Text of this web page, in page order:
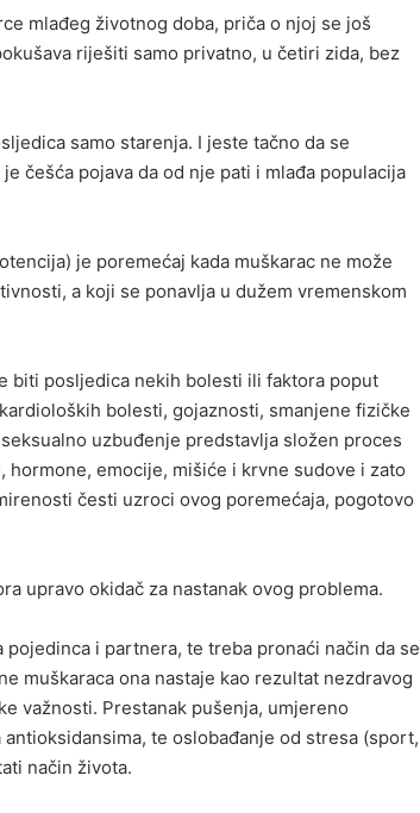
mlađeg životnog doba, priča o njoj se još
riješiti samo privatno, u četiri zida, bez
samo starenja. I jeste tačno da se
češća pojava da od nje pati i mlađa populacija
je poremećaj kada muškarac ne može
a koji se ponavlja u dužem vremenskom
biti posljedica nekih bolesti ili faktora poput
bolesti, gojaznosti, smanjene fizičke
uzbuđenje predstavlja složen proces
emocije, mišiće i krvne sudove i zato
česti uzroci ovog poremećaja, pogotovo
upravo okidač za nastanak ovog problema.
i partnera, te treba pronaći način da se
muškaraca ona nastaje kao rezultat nezdravog
važnosti. Prestanak pušenja, umjereno
te oslobađanje od stresa (sport,
način života.